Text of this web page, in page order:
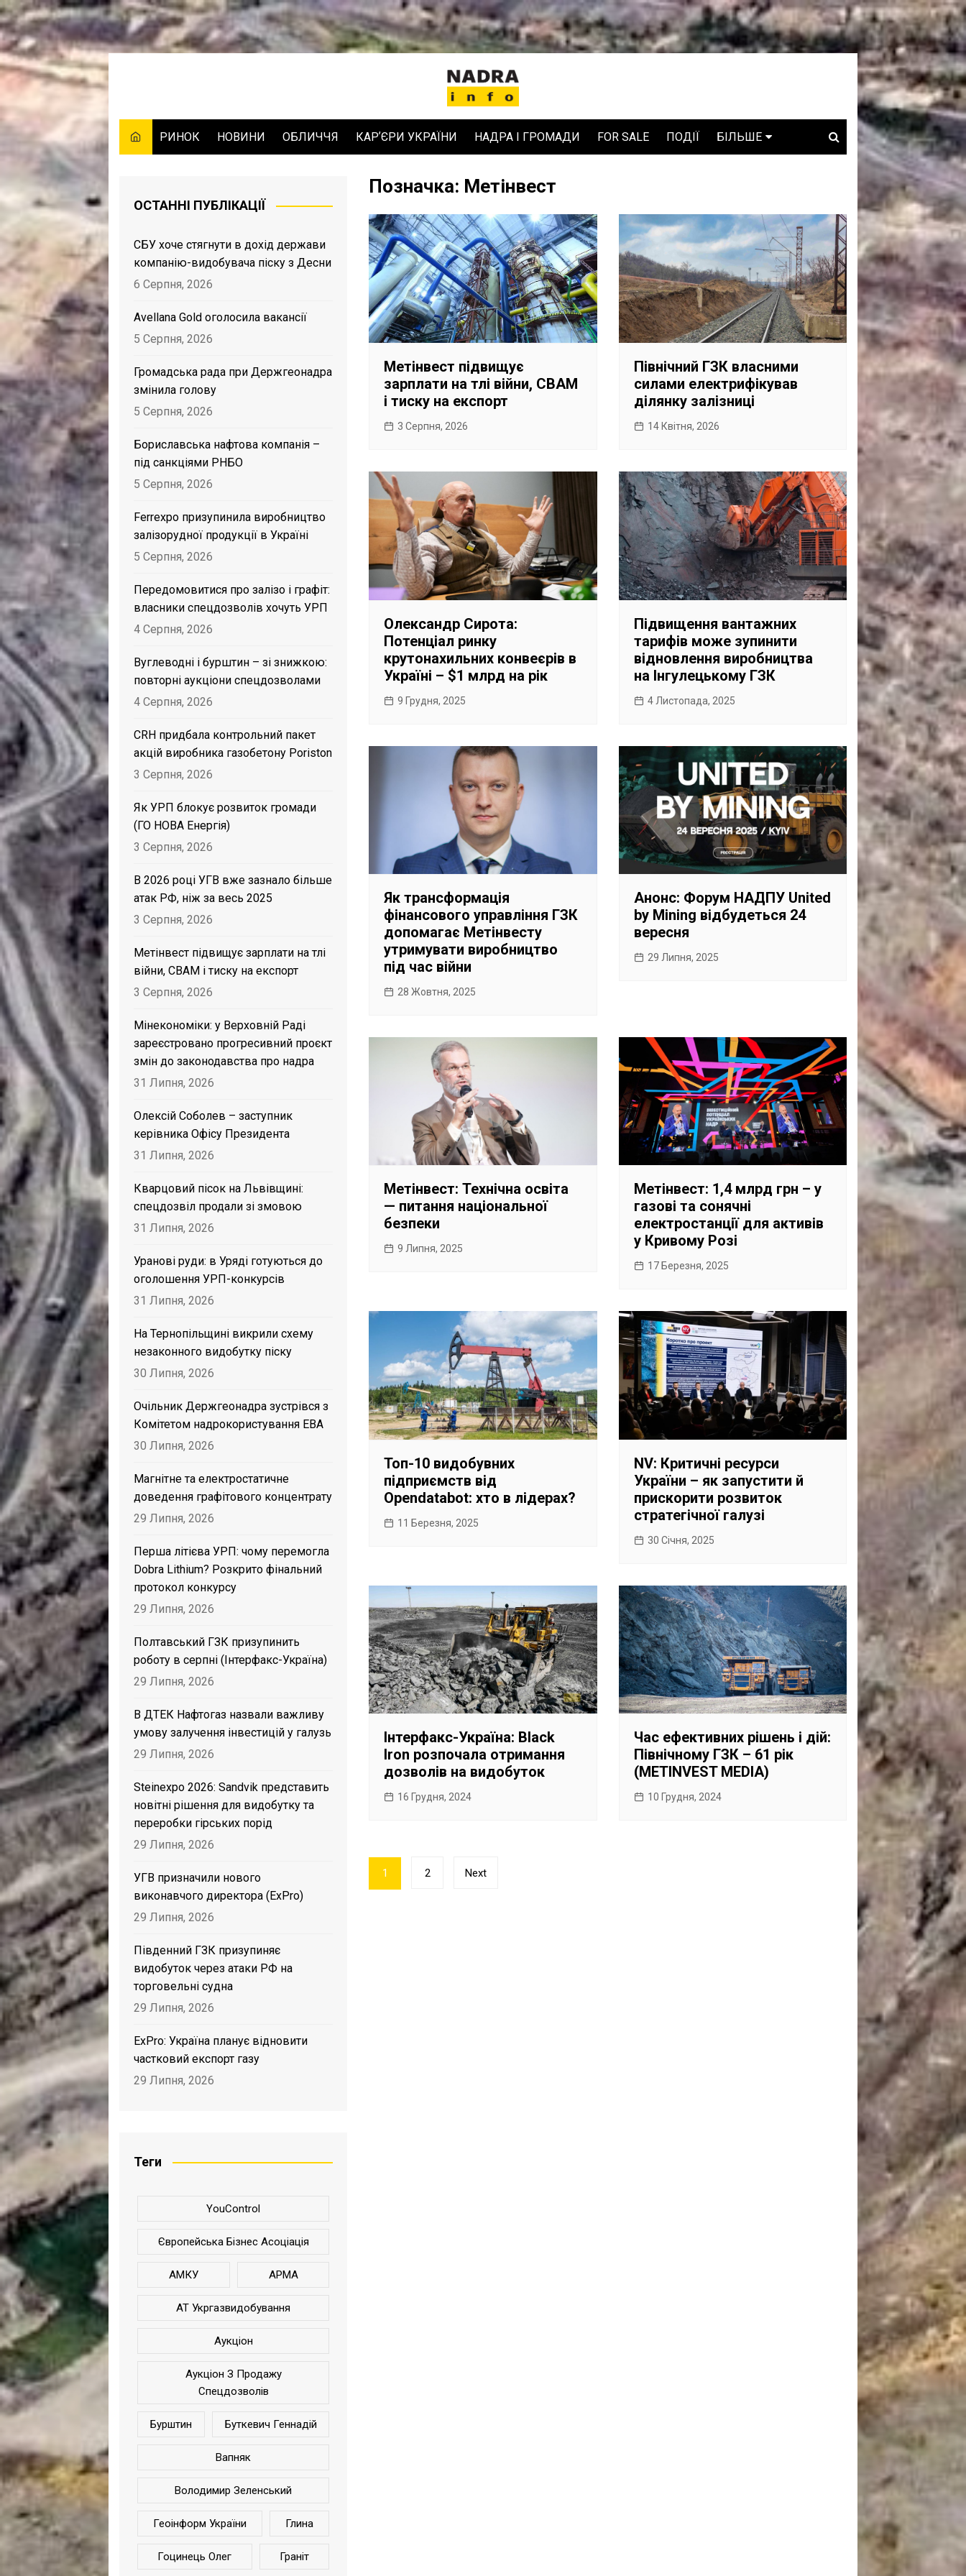
Skip
to
РИНОК НОВИНИ ОБЛИЧЧЯ КАРʼЄРИ УКРАЇНИ НАДРА І ГРОМАДИ FOR SALE ПОДІЇ БІЛЬШЕ
WHO IS WHO
ПРОЗОРІ НАДРА
ГОВОРЯТЬ АСОЦІАЦІЇ
ГОВОРЯТЬ КОМПАНІЇ
КОНФЛІКТНІ НАДРА
САНКЦІЙНІ НАДРА
БЛОГИ
TECHNO
CRITICAL MINERALS
Позначка: Метінвест
Метінвест підвищує
зарплати на тлі війни, CBAM
і тиску на експорт
3 Серпня, 2026
Північний ГЗК власними
силами електрифікував
ділянку залізниці
14 Квітня, 2026
Олександр Сирота:
Потенціал ринку
крутонахильних конвеєрів в
Україні – $1 млрд на рік
9 Грудня, 2025
Підвищення вантажних
тарифів може зупинити
відновлення виробництва
на Інгулецькому ГЗК
4 Листопада, 2025
Як трансформація
фінансового управління ГЗК
допомагає Метінвесту
утримувати виробництво
під час війни
28 Жовтня, 2025
Анонс: Форум НАДПУ United
by Mining відбудеться 24
вересня
29 Липня, 2025
Метінвест: Технічна освіта
— питання національної
безпеки
9 Липня, 2025
Метінвест: 1,4 млрд грн – у
газові та сонячні
електростанції для активів
у Кривому Розі
17 Березня, 2025
Топ-10 видобувних
підприємств від
Opendatabot: хто в лідерах?
11 Березня, 2025
NV: Критичні ресурси
України – як запустити й
прискорити розвиток
стратегічної галузі
30 Січня, 2025
Інтерфакс-Україна: Black
Iron розпочала отримання
дозволів на видобуток
16 Грудня, 2024
Час ефективних рішень і дій:
Північному ГЗК – 61 рік
(METINVEST MEDIA)
10 Грудня, 2024
Пагінація
записів
1 2 Next
ОСТАННІ ПУБЛІКАЦІЇ
СБУ хоче стягнути в дохід держави
компанію-видобувача піску з Десни
6 Серпня, 2026
Avellana Gold оголосила вакансії
5 Серпня, 2026
Громадська рада при Держгеонадра
змінила голову
5 Серпня, 2026
Бориславська нафтова компанія –
під санкціями РНБО
5 Серпня, 2026
Ferrexpo призупинила виробництво
залізорудної продукції в Україні
5 Серпня, 2026
Передомовитися про залізо і графіт:
власники спецдозволів хочуть УРП
4 Серпня, 2026
Вуглеводні і бурштин – зі знижкою:
повторні аукціони спецдозволами
4 Серпня, 2026
CRH придбала контрольний пакет
акцій виробника газобетону Poriston
3 Серпня, 2026
Як УРП блокує розвиток громади
(ГО НОВА Енергія)
3 Серпня, 2026
В 2026 році УГВ вже зазнало більше
атак РФ, ніж за весь 2025
3 Серпня, 2026
Метінвест підвищує зарплати на тлі
війни, CBAM і тиску на експорт
3 Серпня, 2026
Мінекономіки: у Верховній Раді
зареєстровано прогресивний проєкт
змін до законодавства про надра
31 Липня, 2026
Олексій Соболев – заступник
керівника Офісу Президента
31 Липня, 2026
Кварцовий пісок на Львівщині:
спецдозвіл продали зі змовою
31 Липня, 2026
Уранові руди: в Уряді готуються до
оголошення УРП-конкурсів
31 Липня, 2026
На Тернопільщині викрили схему
незаконного видобутку піску
30 Липня, 2026
Очільник Держгеонадра зустрівся з
Комітетом надрокористування EBA
30 Липня, 2026
Магнітне та електростатичне
доведення графітового концентрату
29 Липня, 2026
Перша літієва УРП: чому перемогла
Dobra Lithium? Розкрито фінальний
протокол конкурсу
29 Липня, 2026
Полтавський ГЗК призупинить
роботу в серпні (Інтерфакс-Україна)
29 Липня, 2026
В ДТЕК Нафтогаз назвали важливу
умову залучення інвестицій у галузь
29 Липня, 2026
Steinexpo 2026: Sandvik представить
новітні рішення для видобутку та
переробки гірських порід
29 Липня, 2026
УГВ призначили нового
виконавчого директора (ExPro)
29 Липня, 2026
Південний ГЗК призупиняє
видобуток через атаки РФ на
торговельні судна
29 Липня, 2026
ExPro: Україна планує відновити
частковий експорт газу
29 Липня, 2026
Теги
YouControl
Європейська Бізнес Асоціація
АМКУ АРМА
АТ Укргазвидобування
Аукціон
Аукціон З Продажу
Спецдозволів
Бурштин Буткевич Геннадій
Вапняк
Володимир Зеленський
Геоінформ України Глина
Гоцинець Олег Граніт